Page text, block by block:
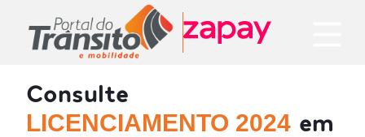
Consulte
LICENCIAMENTO 2024 em